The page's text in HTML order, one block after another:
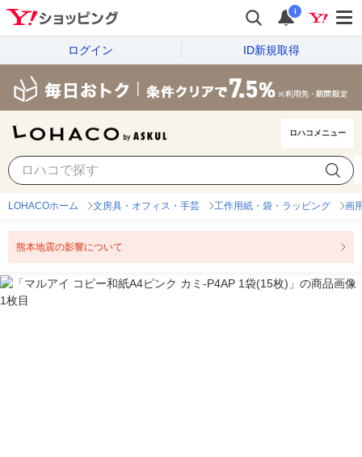
i
ログイン ID新規取得
ロハコメニュー
LOHACOホーム 文房具・オフィス・手芸 工作用紙・袋・ラッピング 画
熊本地震の影響について